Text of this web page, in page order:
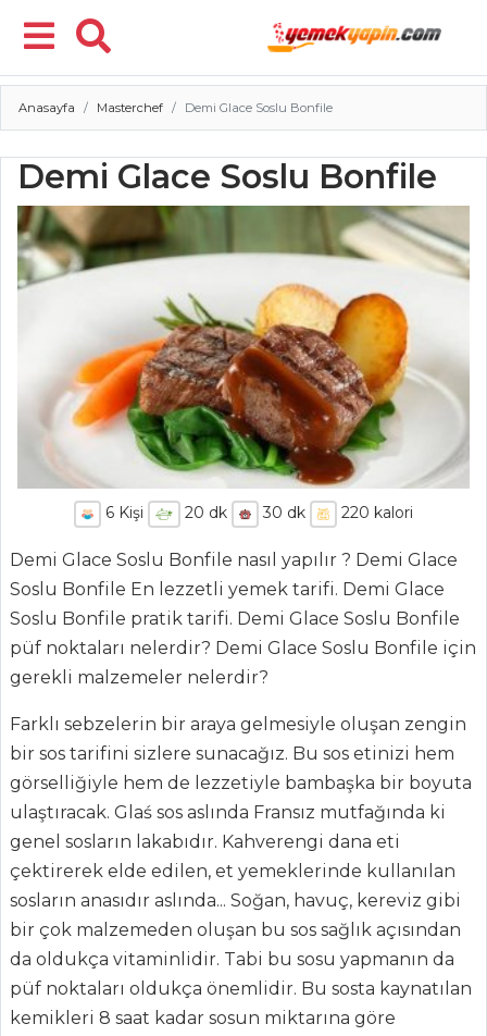
Menü
ANASAYFA
BLOG
Medya
Aktüel
Chefs
Haber
Anasayfa Masterchef Demi Glace Soslu Bonfile
Demi Glace Soslu Bonfile
6 Kişi 20 dk 30 dk 220 kalori
Demi Glace Soslu Bonfile nasıl yapılır ? Demi Glace
Soslu Bonfile En lezzetli yemek tarifi. Demi Glace
Soslu Bonfile pratik tarifi. Demi Glace Soslu Bonfile
püf noktaları nelerdir? Demi Glace Soslu Bonfile için
gerekli malzemeler nelerdir?
Farklı sebzelerin bir araya gelmesiyle oluşan zengin
bir sos tarifini sizlere sunacağız. Bu sos etinizi hem
görselliğiyle hem de lezzetiyle bambaşka bir boyuta
ulaştıracak. Glaś sos aslında Fransız mutfağında ki
genel sosların lakabıdır. Kahverengi dana eti
çektirerek elde edilen, et yemeklerinde kullanılan
sosların anasıdır aslında... Soğan, havuç, kereviz gibi
bir çok malzemeden oluşan bu sos sağlık açısından
da oldukça vitaminlidir. Tabi bu sosu yapmanın da
püf noktaları oldukça önemlidir. Bu sosta kaynatılan
kemikleri 8 saat kadar sosun miktarına göre